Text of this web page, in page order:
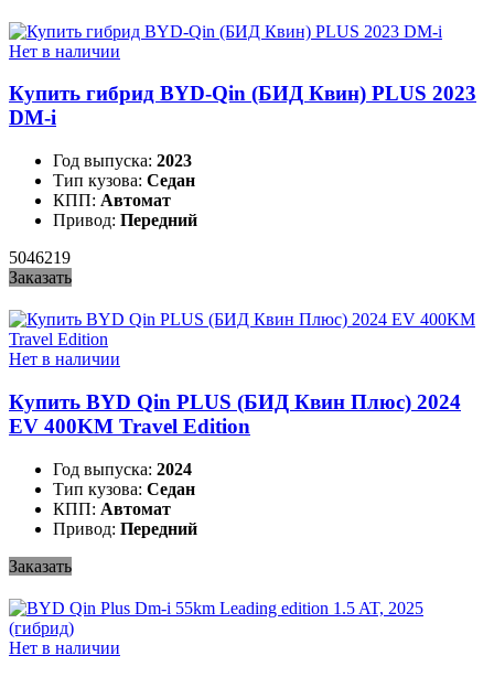
Нет в наличии
Купить гибрид BYD-Qin (БИД Квин) PLUS 2023
DM-i
Год выпуска: 2023
Тип кузова: Седан
КПП: Автомат
Привод: Передний
5046219
Заказать
Нет в наличии
Купить BYD Qin PLUS (БИД Квин Плюс) 2024
EV 400KM Travel Edition
Год выпуска: 2024
Тип кузова: Седан
КПП: Автомат
Привод: Передний
Заказать
Нет в наличии